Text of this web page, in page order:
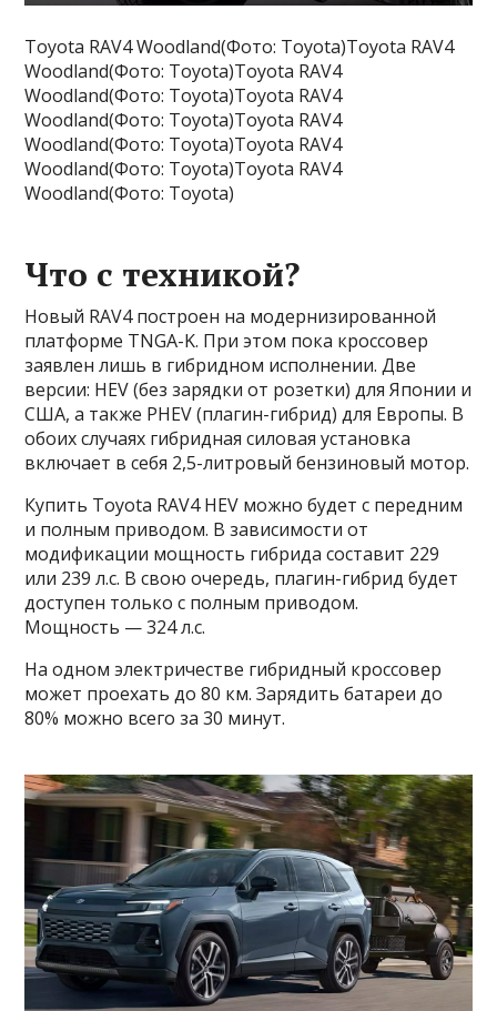
Toyota RAV4 Woodland(Фото: Toyota)Toyota RAV4
Woodland(Фото: Toyota)Toyota RAV4
Woodland(Фото: Toyota)Toyota RAV4
Woodland(Фото: Toyota)Toyota RAV4
Woodland(Фото: Toyota)Toyota RAV4
Woodland(Фото: Toyota)Toyota RAV4
Woodland(Фото: Toyota)
Что с техникой?
Новый RAV4 построен на модернизированной
платформе TNGA-K. При этом пока кроссовер
заявлен лишь в гибридном исполнении. Две
версии: HEV (без зарядки от розетки) для Японии и
США, а также PHEV (плагин-гибрид) для Европы. В
обоих случаях гибридная силовая установка
включает в себя 2,5-литровый бензиновый мотор.
Купить Toyota RAV4 HEV можно будет с передним
и полным приводом. В зависимости от
модификации мощность гибрида составит 229
или 239 л.с. В свою очередь, плагин-гибрид будет
доступен только с полным приводом.
Мощность — 324 л.с.
На одном электричестве гибридный кроссовер
может проехать до 80 км. Зарядить батареи до
80% можно всего за 30 минут.